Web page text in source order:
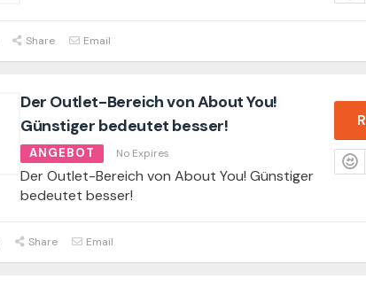
Share Email
Der Outlet-Bereich von About You!
Günstiger bedeutet besser!
ANGEBOT No Expires
Der Outlet-Bereich von About You! Günstiger
bedeutet besser!
Share Email